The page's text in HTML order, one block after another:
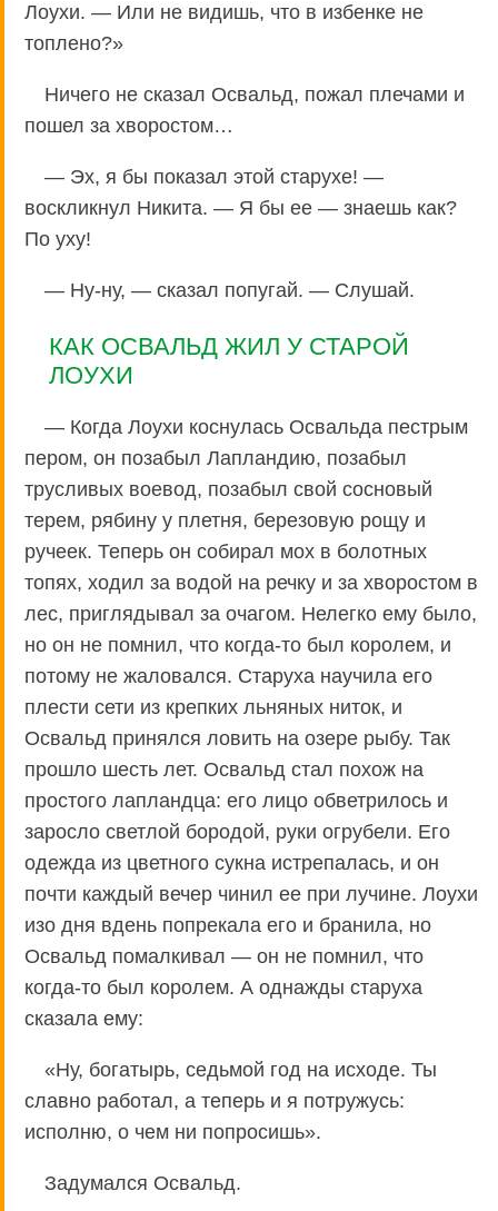
Лоухи. — Или не видишь, что в избенке не
топлено?»
Ничего не сказал Освальд, пожал плечами и
пошел за хворостом…
— Эх, я бы показал этой старухе! —
воскликнул Никита. — Я бы ее — знаешь как?
По уху!
— Ну-ну, — сказал попугай. — Слушай.
КАК ОСВАЛЬД ЖИЛ У СТАРОЙ
ЛОУХИ
— Когда Лоухи коснулась Освальда пестрым
пером, он позабыл Лапландию, позабыл
трусливых воевод, позабыл свой сосновый
терем, рябину у плетня, березовую рощу и
ручеек. Теперь он собирал мох в болотных
топях, ходил за водой на речку и за хворостом в
лес, приглядывал за очагом. Нелегко ему было,
но он не помнил, что когда-то был королем, и
потому не жаловался. Старуха научила его
плести сети из крепких льняных ниток, и
Освальд принялся ловить на озере рыбу. Так
прошло шесть лет. Освальд стал похож на
простого лапландца: его лицо обветрилось и
заросло светлой бородой, руки огрубели. Его
одежда из цветного сукна истрепалась, и он
почти каждый вечер чинил ее при лучине. Лоухи
изо дня вдень попрекала его и бранила, но
Освальд помалкивал — он не помнил, что
когда-то был королем. А однажды старуха
сказала ему:
«Ну, богатырь, седьмой год на исходе. Ты
славно работал, а теперь и я потружусь:
исполню, о чем ни попросишь».
Задумался Освальд.